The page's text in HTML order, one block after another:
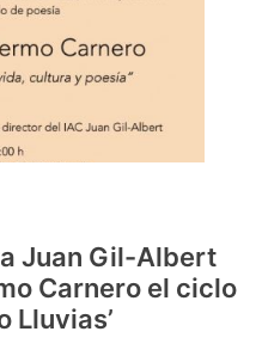
Juan Gil-Albert
Carnero el ciclo
Lluvias’